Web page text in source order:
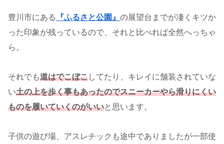
豊川市にある 『ふるさと公園』 の展望台までが凄くキツか
った印象が残っているので、それと比べれば全然へっちゃ
ら。
それでも道はでこぼこしてたり、キレイに舗装されていな
い土の上を歩く事もあったのでスニーカーやら滑りにくい
ものを履いていくのがいいと思います。
子供の遊び場、アスレチックも途中でありましたが一部使